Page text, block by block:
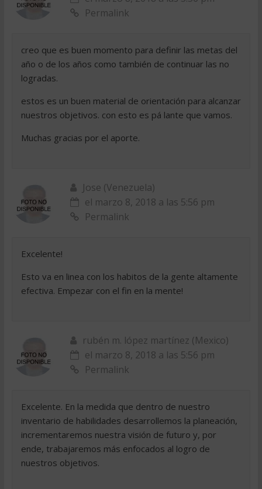
Permalink
creo que es buen momento para definir las metas del
año o de los años como también de continuar las no
logradas.
estos es un buen material de orientación para alcanzar
nuestros objetivos. con esto es pá lante que vamos.
Muchas gracias por el aporte.
Jose (Venezuela)
el marzo 8, 2018 a las 5:56 pm
Permalink
Excelente!
Esto va en linea con los habitos de la gente altamente
efectiva. Empezar con el fin en la mente!
rubén m. lópez martínez (Mexico)
el marzo 8, 2018 a las 5:56 pm
Permalink
Excelente. En la medida que dentro de nuestro
inventario de habilidades desarrollemos la planeación,
incrementaremos nuestra visión de futuro y, por
ende, trabajaremos más enfocados al logro de
nuestros objetivos.